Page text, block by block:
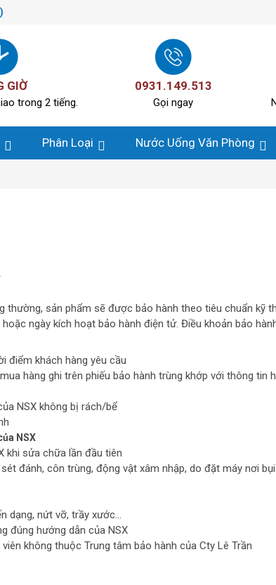
GIỜ
trong 2 tiếng.
0931.149.513
Gọi ngay
Phân Loại Nước Uống Văn Phòng
thường, sản phẩm sẽ được bảo hành theo tiêu chuẩn kỹ
ngày kích hoạt bảo hành điện tử. Điều khoản bảo
điểm khách hàng yêu cầu
hàng ghi trên phiếu bảo hành trùng khớp với thông tin
NSX không bị rách/bể
NSX
khi sửa chữa lần đầu tiên
đánh, côn trùng, động vật xâm nhập, do đặt máy nơi
dạng, nứt vỡ, trầy xước...
đúng hướng dẫn của NSX
không thuộc Trung tâm bảo hành của Cty Lê Trần